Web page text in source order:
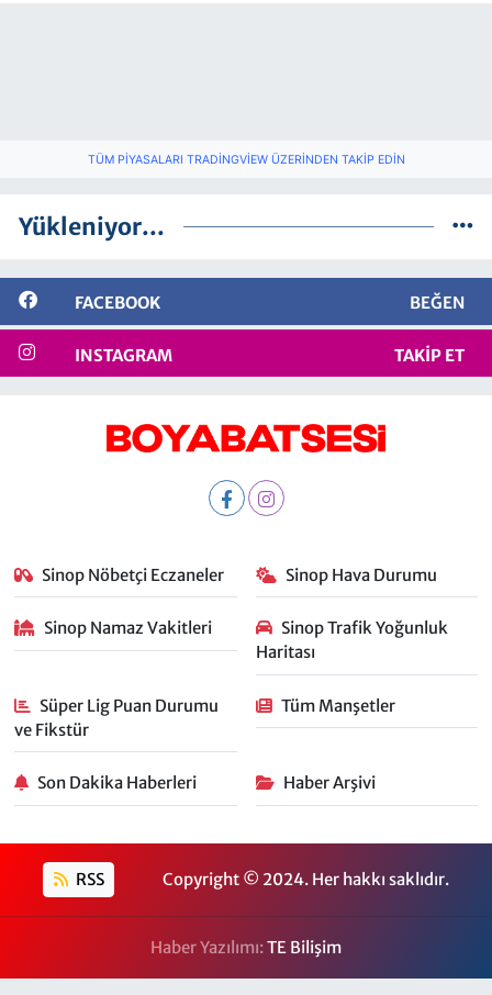
TÜM PIYASALARI TRADINGVIEW ÜZERINDEN TAKIP EDIN
Yükleniyor...
FACEBOOK BEĞEN
INSTAGRAM TAKIP ET
Sinop Nöbetçi Eczaneler Sinop Hava Durumu
Sinop Namaz Vakitleri
Sinop Trafik Yoğunluk
Haritası
Süper Lig Puan Durumu
ve Fikstür
Tüm Manşetler
Son Dakika Haberleri Haber Arşivi
RSS Copyright © 2024. Her hakkı saklıdır.
Haber Yazılımı:TE Bilişim